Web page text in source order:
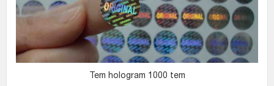
Tem hologram 1000 tem